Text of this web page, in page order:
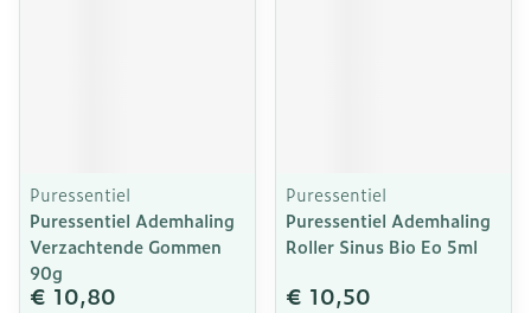
Puressentiel
Puressentiel Ademhaling
Verzachtende Gommen
90g
€ 10,80
Puressentiel
Puressentiel Ademhaling
Roller Sinus Bio Eo 5ml
€ 10,50